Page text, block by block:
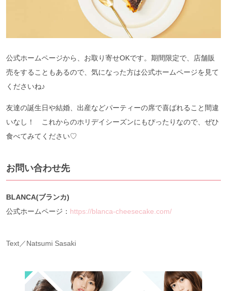
公式ホームページから、お取り寄せOKです。期間限定で、店舗販
売をすることもあるので、気になった方は公式ホームページを見て
くださいね♪
友達の誕生日や結婚、出産などパーティーの席で喜ばれること間違
いなし！ これからのホリデイシーズンにもぴったりなので、ぜひ
食べてみてください♡
お問い合わせ先
BLANCA(ブランカ)
公式ホームページ： https://blanca-cheesecake.com/
Text／Natsumi Sasaki